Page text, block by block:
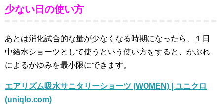
少ない日の使い方
あとは消化試合的な量が少なくなる時期になったら、１日
中給水ショーツとして使うという使い方をすると、かぶれ
によるかゆみを最小限にできます。
エアリズム吸水サニタリーショーツ (WOMEN) | ユニクロ
(uniqlo.com)